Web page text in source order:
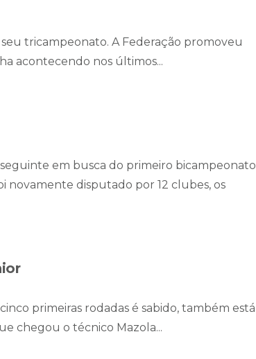
tricampeonato. A Federação promoveu
acontecendo nos últimos...
em busca do primeiro bicampeonato
novamente disputado por 12 clubes, os
primeiras rodadas é sabido, também está
chegou o técnico Mazola...